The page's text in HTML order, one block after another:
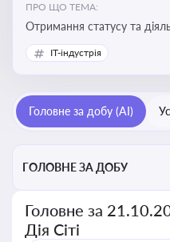
ПРО ЩО ТЕМА:
Отримання статусу та
IT-індустрія
Головне за добу (AI)
ГОЛОВНЕ ЗА ДОБУ
Головне за
Дія Сіті